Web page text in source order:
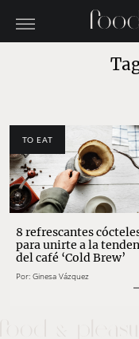
TO EAT
8 refrescantes
para unirte a la
del café ‘Cold Brew’
Por: Ginesa Vázquez